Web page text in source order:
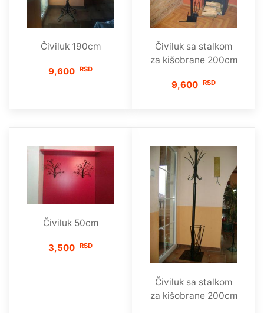
Čiviluk 190cm
9,600 RSD
Čiviluk sa stalkom
za kišobrane 200cm
9,600 RSD
Čiviluk 50cm
3,500 RSD
Čiviluk sa stalkom
za kišobrane 200cm